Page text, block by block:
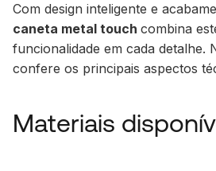
Com design inteligente e
caneta metal touch combina
funcionalidade em cada detalhe.
confere os principais aspectos
Materiais